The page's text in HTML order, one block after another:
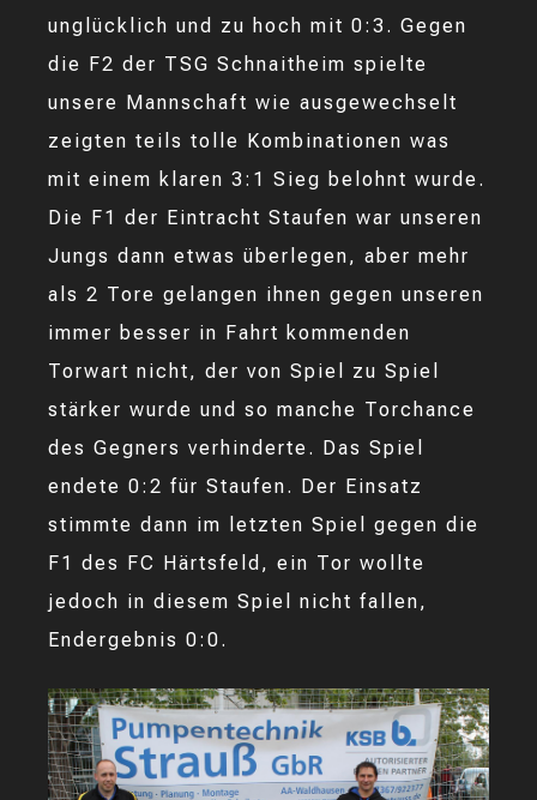
unglücklich und zu hoch mit 0:3. Gegen
die F2 der TSG Schnaitheim spielte
unsere Mannschaft wie ausgewechselt
zeigten teils tolle Kombinationen was
mit einem klaren 3:1 Sieg belohnt wurde.
Die F1 der Eintracht Staufen war unseren
Jungs dann etwas überlegen, aber mehr
als 2 Tore gelangen ihnen gegen unseren
immer besser in Fahrt kommenden
Torwart nicht, der von Spiel zu Spiel
stärker wurde und so manche Torchance
des Gegners verhinderte. Das Spiel
endete 0:2 für Staufen. Der Einsatz
stimmte dann im letzten Spiel gegen die
F1 des FC Härtsfeld, ein Tor wollte
jedoch in diesem Spiel nicht fallen,
Endergebnis 0:0.